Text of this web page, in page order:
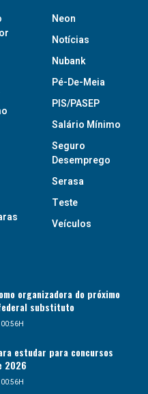
Neon
Notícias
Nubank
Pé-De-Meia
PIS/PASEP
Salário Mínimo
Seguro
Desemprego
Serasa
Teste
Veículos
organizadora do próximo
substituto
estudar para concursos
2026